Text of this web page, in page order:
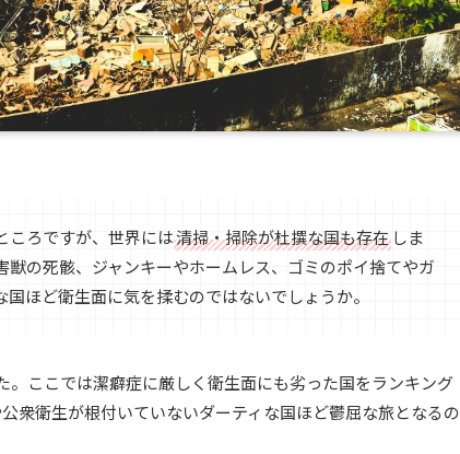
ころですが、世界には清掃・掃除が杜撰な国も存在しま
の死骸、ジャンキーやホームレス、ゴミのポイ捨てやガ
ほど衛生面に気を揉むのではないでしょうか。
。ここでは潔癖症に厳しく衛生面にも劣った国をランキング
衆衛生が根付いていないダーティな国ほど鬱屈な旅となるの